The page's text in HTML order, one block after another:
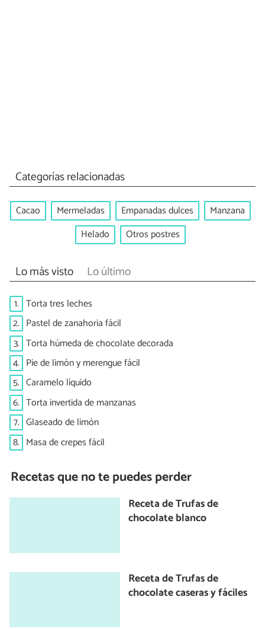
Categorías relacionadas
Cacao Mermeladas Empanadas dulces
Manzana
Helado
Otros postres
Lo más visto Lo último
1. Torta tres leches
2. Pastel de zanahoria fácil
3. Torta húmeda de chocolate decorada
4. Pie de limón y merengue fácil
5. Caramelo líquido
6. Torta invertida de manzanas
7. Glaseado de limón
8. Masa de crepes fácil
Recetas que no te puedes perder
Receta de Trufas de
chocolate blanco
Receta de Trufas de
chocolate caseras y fáciles